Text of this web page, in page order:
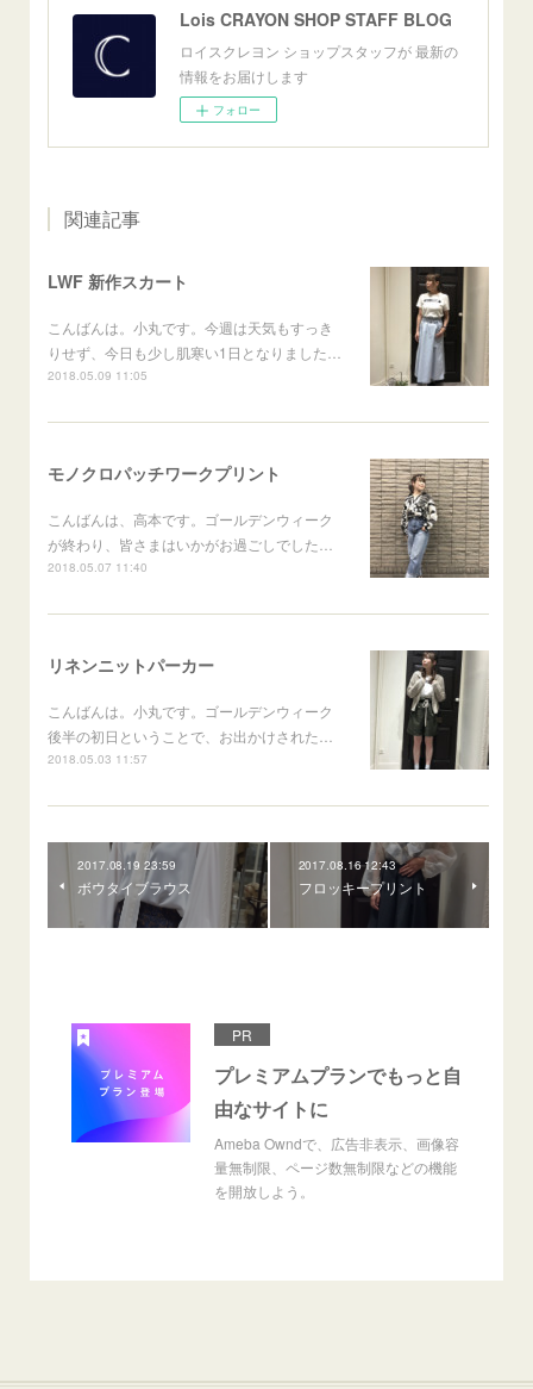
Lois CRAYON SHOP STAFF BLOG
ロイスクレヨン ショップスタッフが 最新の
情報をお届けします
フォロー
関連記事
LWF 新作スカート
こんばんは。小丸です。今週は天気もすっき
りせず、今日も少し肌寒い1日となりました…
2018.05.09 11:05
モノクロパッチワークプリント
こんばんは、高本です。ゴールデンウィーク
が終わり、皆さまはいかがお過ごしでした…
2018.05.07 11:40
リネンニットパーカー
こんばんは。小丸です。ゴールデンウィーク
後半の初日ということで、お出かけされた…
2018.05.03 11:57
2017.08.19 23:59
ボウタイブラウス
2017.08.16 12:43
フロッキープリント
PR
プレミアムプランでもっと自
由なサイトに
Ameba Owndで、広告非表示、画像容
量無制限、ページ数無制限などの機能
を開放しよう。